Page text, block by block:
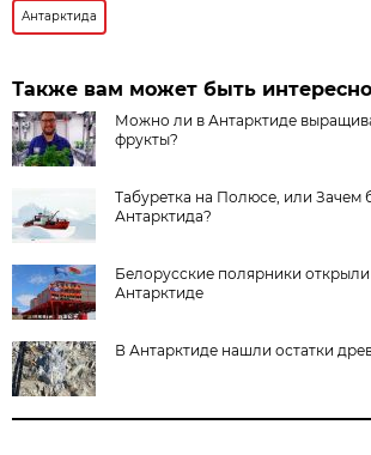
Антарктида
Также вам может быть интересно
Можно ли в Антарктиде
фрукты?
Табуретка на Полюсе, или Зачем
Антарктида?
Белорусские полярники открыли
Антарктиде
В Антарктиде нашли остатки